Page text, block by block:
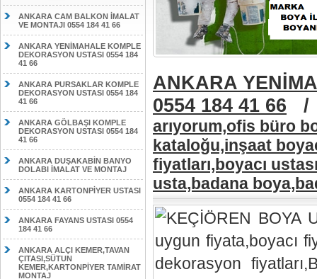
ANKARA CAM BALKON İMALAT
VE MONTAJI 0554 184 41 66
ANKARA YENİMAHALE KOMPLE
DEKORASYON USTASI 0554 184
41 66
ANKARA PURSAKLAR KOMPLE
DEKORASYON USTASI 0554 184
41 66
ANKARA GÖLBAŞI KOMPLE
DEKORASYON USTASI 0554 184
41 66
ANKARA DUŞAKABİN BANYO
DOLABI İMALAT VE MONTAJ
ANKARA KARTONPİYER USTASI
0554 184 41 66
ANKARA FAYANS USTASI 0554
184 41 66
ANKARA ALÇI KEMER,TAVAN
ÇITASI,SÜTUN
KEMER,KARTONPİYER TAMİRAT
MONTAJ
ANKARA
0554 184 41 66
arıyorum,ofis büro
kataloğu,inşaat
fiyatları,boyacı
usta,badana